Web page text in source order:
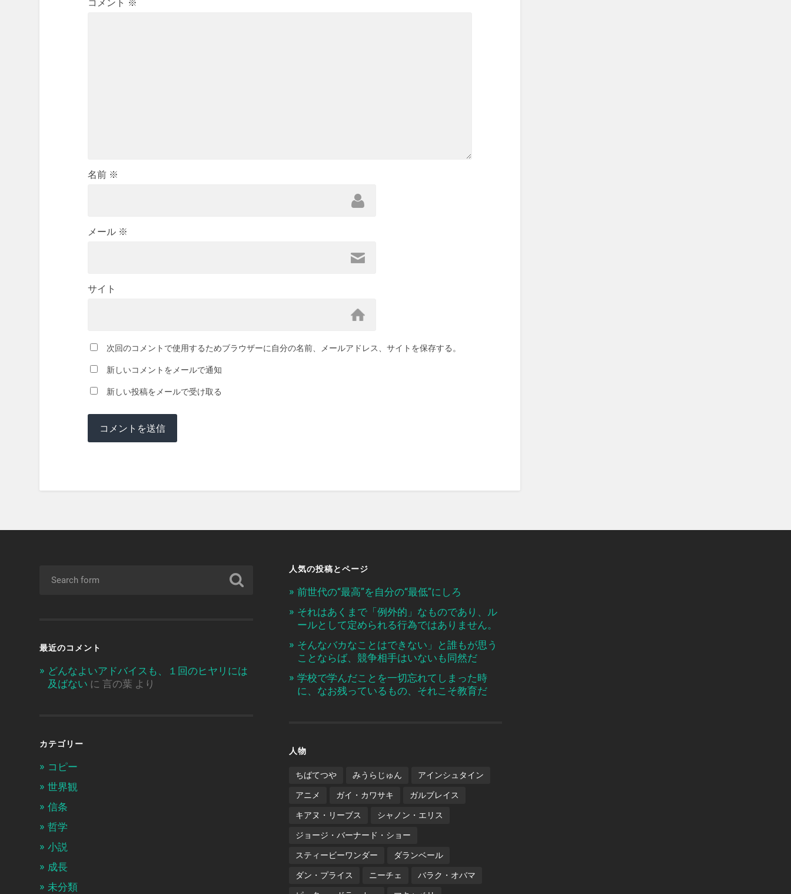
コメント ※
名前 ※
メール ※
サイト
次回のコメントで使用するためブラウザーに自分の名前、メールアドレス、サイトを保存する。
新しいコメントをメールで通知
新しい投稿をメールで受け取る
最近のコメント
どんなよいアドバイスも、１回のヒヤリには
及ばない に言の葉 より
カテゴリー
コピー
世界観
信条
哲学
小説
成長
未分類
人気の投稿とページ
前世代の“最高”を自分の“最低”にしろ
それはあくまで「例外的」なものであり、ル
ールとして定められる行為ではありません。
そんなバカなことはできない」と誰もが思う
ことならば、競争相手はいないも同然だ
学校で学んだことを一切忘れてしまった時
に、なお残っているもの、それこそ教育だ
人物
ちばてつや みうらじゅん アインシュタイン
アニメ ガイ・カワサキ ガルブレイス
キアヌ・リーブス シャノン・エリス
ジョージ・バーナード・ショー
スティービーワンダー ダランベール
ダン・プライス ニーチェ バラク・オバマ